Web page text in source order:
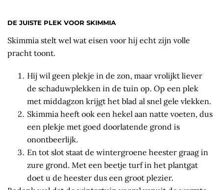
DE JUISTE PLEK VOOR SKIMMIA
Skimmia stelt wel wat eisen voor hij echt zijn volle
pracht toont.
Hij wil geen plekje in de zon, maar vrolijkt liever
de schaduwplekken in de tuin op. Op een plek
met middagzon krijgt het blad al snel gele vlekken.
Skimmia heeft ook een hekel aan natte voeten, dus
een plekje met goed doorlatende grond is
onontbeerlijk.
En tot slot staat de wintergroene heester graag in
zure grond. Met een beetje turf in het plantgat
doet u de heester dus een groot plezier.